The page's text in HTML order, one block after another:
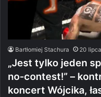
Bartłomiej Stachura 20
„Jest tylko jeden
no-contest!” –
koncert Wójcika,